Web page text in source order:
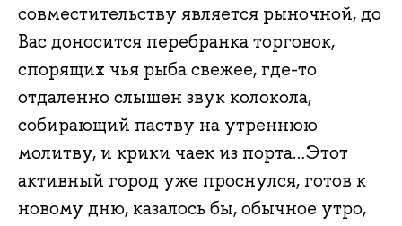
совместительству является рыночной, до
Вас доносится перебранка торговок,
спорящих чья рыба свежее, где-то
отдаленно слышен звук колокола,
собирающий паству на утреннюю
молитву, и крики чаек из порта…Этот
активный город уже проснулся, готов к
новому дню, казалось бы, обычное утро,